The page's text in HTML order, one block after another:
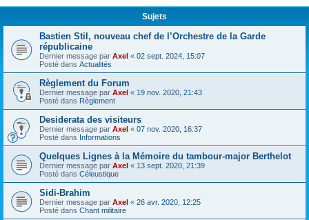
c
Sujets
Bastien Stil, nouveau chef de l’Orchestre de la Garde
républicaine
Dernier message par Axel « 02 sept. 2024, 15:07
Posté dans Actualités
Règlement du Forum
Dernier message par Axel « 19 nov. 2020, 21:43
Posté dans Règlement
Desiderata des visiteurs
Dernier message par Axel « 07 nov. 2020, 16:37
Posté dans Informations
Quelques Lignes à la Mémoire du tambour-major Berthelot
Dernier message par Axel « 13 sept. 2020, 21:39
Posté dans Céleustique
Sidi-Brahim
Dernier message par Axel « 26 avr. 2020, 12:25
Posté dans Chant militaire